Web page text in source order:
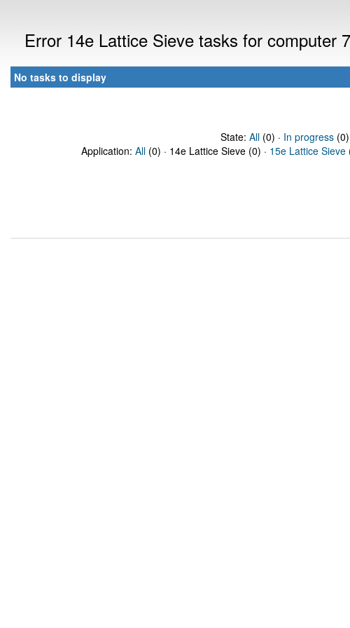
Error 14e Lattice Sieve tasks for computer
No tasks to display
State: All(0) · In progress(0)
Application: All (0) · 14e Lattice Sieve (0) · 15e Lattice Sieve